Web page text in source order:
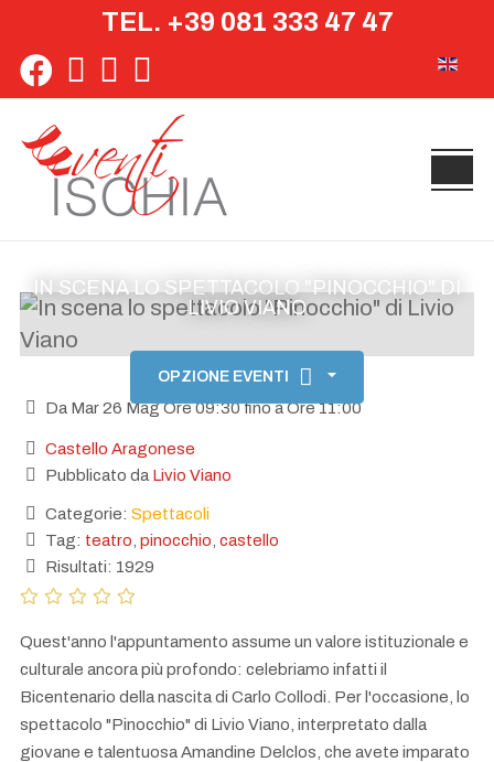
TEL. +39 081 333 47 47
IN SCENA LO SPETTACOLO "PINOCCHIO" DI
LIVIO VIANO
OPZIONE EVENTI
Da Mar 26 Mag Ore 09:30 fino a Ore 11:00
Castello Aragonese
Pubblicato da Livio Viano
Categorie: Spettacoli
Tag: teatro pinocchio castello
Risultati: 1929
Quest'anno l'appuntamento assume un valore istituzionale e
culturale ancora più profondo: celebriamo infatti il
Bicentenario della nascita di Carlo Collodi. Per l'occasione, lo
spettacolo "Pinocchio" di Livio Viano, interpretato dalla
giovane e talentuosa Amandine Delclos, che avete imparato